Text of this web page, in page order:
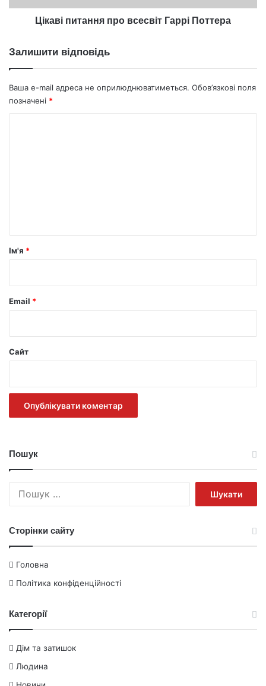
Цікаві питання про всесвіт Гаррі Поттера
Залишити відповідь
Ваша e-mail адреса не оприлюднюватиметься. Обов’язкові поля
позначені *
рІм'я *
Email *
Сайт
Пошук
Сторінки сайту
Головна
Політика конфіденційності
Категорії
Дім та затишок
Людина